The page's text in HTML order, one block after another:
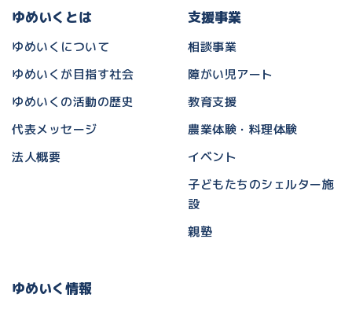
ゆめいくとは
ゆめいくについて
ゆめいくが目指す社会
ゆめいくの活動の歴史
代表メッセージ
法人概要
支援事業
相談事業
障がい児アート
教育支援
農業体験・料理体験
イベント
子どもたちのシェルター施
設
親塾
ゆめいく情報